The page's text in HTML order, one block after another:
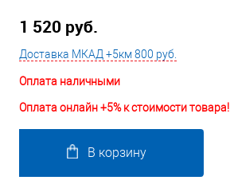
1 520 руб.
Доставка МКАД +5км 800 руб.
Оплата наличными
Оплата онлайн +5% к стоимости товара!
В корзину